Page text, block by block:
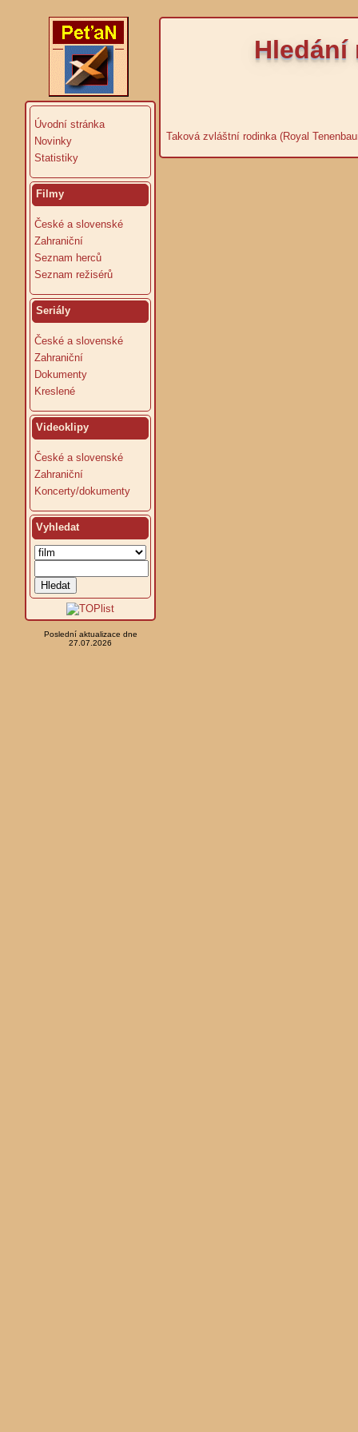
Úvodní stránka
Novinky
Statistiky
Filmy
České a slovenské
Zahraniční
Seznam herců
Seznam režisérů
Seriály
České a slovenské
Zahraniční
Dokumenty
Kreslené
Videoklipy
České a slovenské
Zahraniční
Koncerty/dokumenty
Vyhledat
Poslední aktualizace dne
27.07.2026
Hledání
Taková zvláštní rodinka (Royal